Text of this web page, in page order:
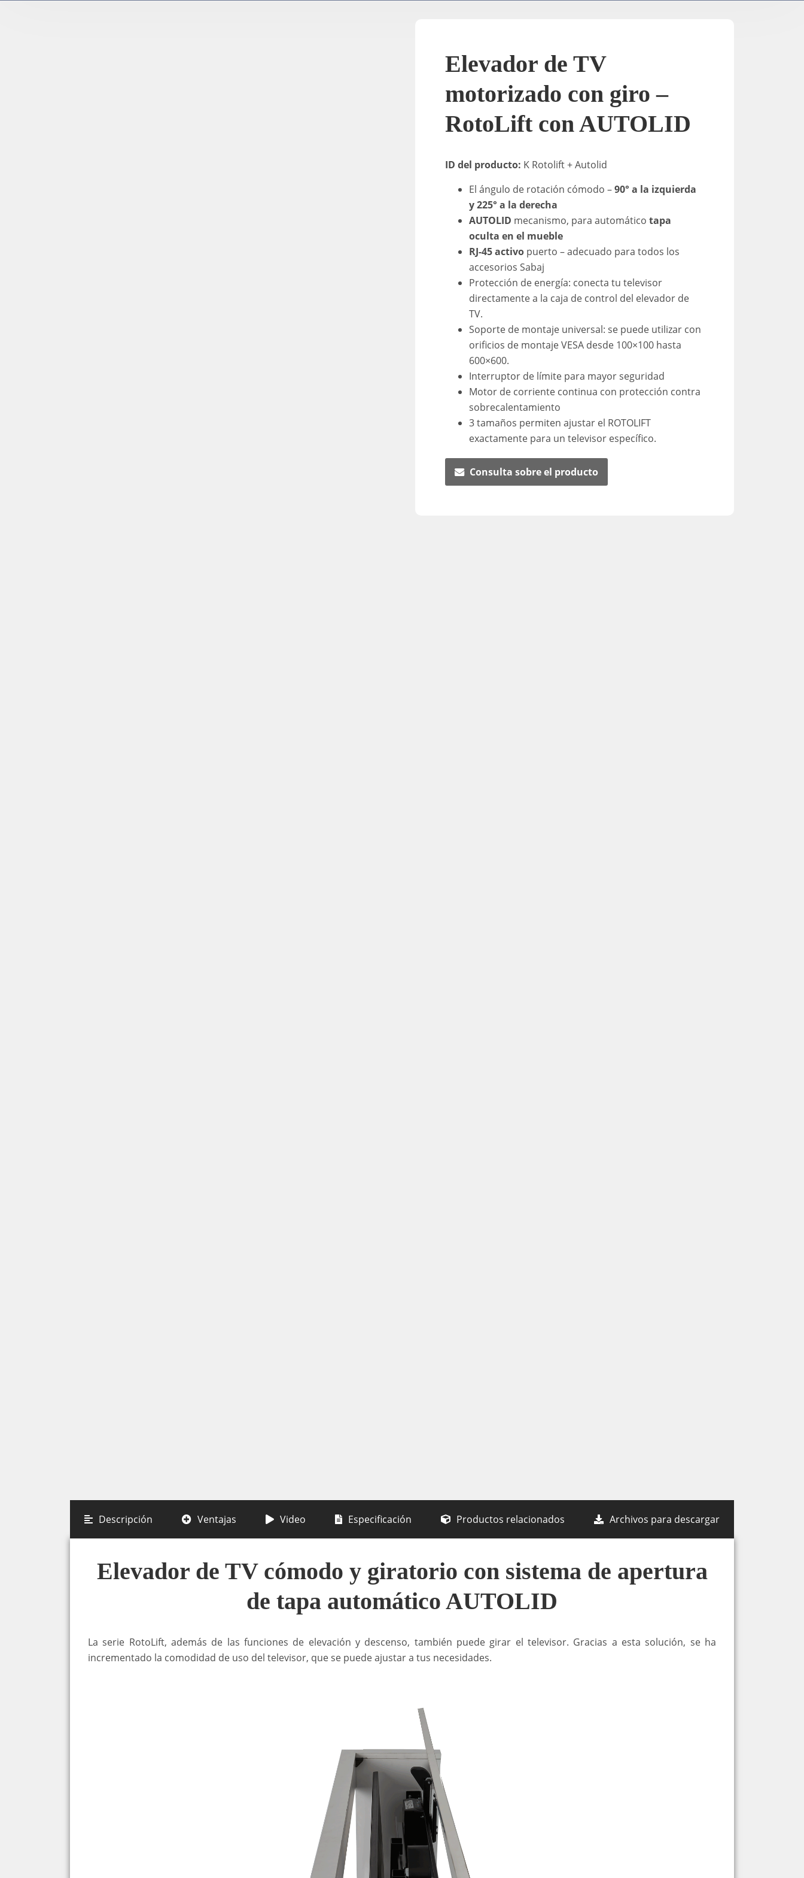
Elevador de TV
motorizado con giro –
RotoLift con AUTOLID
ID del producto: K Rotolift + Autolid
El ángulo de rotación cómodo –90° a la izquierda
y 225° a la derecha
AUTOLID mecanismo, para automáticotapa
oculta en el mueble
RJ-45 activo puerto – adecuado para todos los
accesorios Sabaj
Protección de energía: conecta tu televisor
directamente a la caja de control del elevador de
TV.
Soporte de montaje universal: se puede utilizar con
orificios de montaje VESA desde 100×100 hasta
600×600.
Interruptor de límite para mayor seguridad
Motor de corriente continua con protección contra
sobrecalentamiento
3 tamaños permiten ajustar el ROTOLIFT
exactamente para un televisor específico.
Consulta sobre el producto
Descripción Ventajas Video Especificación Productos relacionados Archivos para descargar
Elevador de TV cómodo y giratorio con sistema de apertura
de tapa automático AUTOLID
La serie RotoLift, además de las funciones de elevación y descenso, también puede girar el televisor. Gracias a esta solución, se ha
incrementado la comodidad de uso del televisor, que se puede ajustar a tus necesidades.